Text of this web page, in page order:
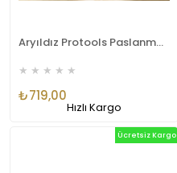
Aryıldız Protools Paslanmaz Çelik Rende Ar272770
★ ★ ★ ★ ★
₺719,00
Hızlı Kargo
Ücretsiz Kargo